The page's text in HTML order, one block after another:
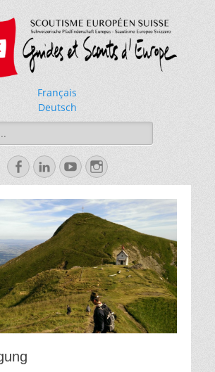
Schweizer
Pfadfinderschaft
Europas
Français
Deutsch
FacebookLinkedinYouTubeInstagram